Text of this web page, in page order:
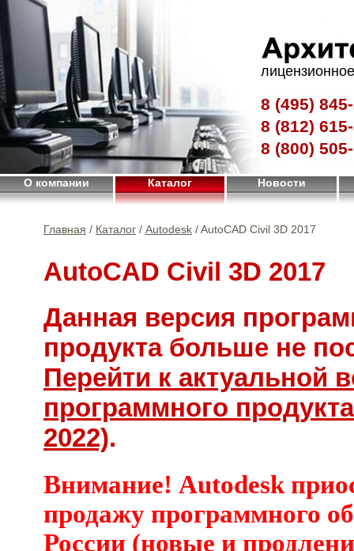
8 (495)
8 (812)
8 (800)
О компании Каталог Новости
Главная / Каталог / Autodesk / AutoCAD Civil 3D 2017
AutoCAD Civil 3D 2017
Данная версия
продукта больше не
Перейти к актуальной
программного
2022).
Внимание! Autodesk
продажу программного
России (новые и